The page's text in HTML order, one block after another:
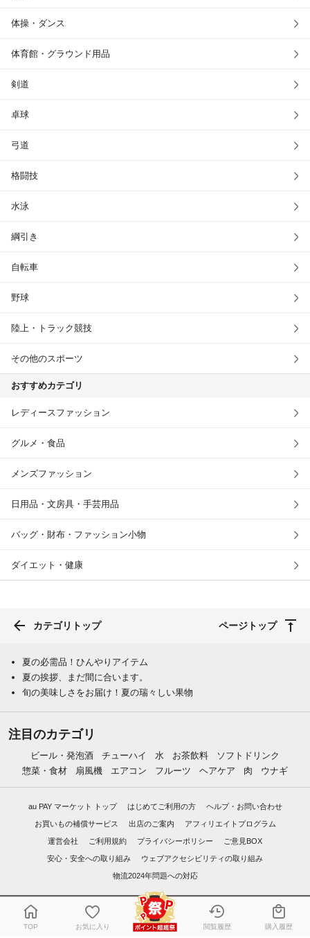
体操・ダンス
体育館・グラウンド用品
剣道
卓球
弓道
格闘技
水泳
綱引き
自転車
野球
陸上・トラック競技
その他のスポーツ
おすすめカテゴリ
レディースファッション
グルメ・食品
メンズファッション
日用品・文房具・手芸用品
バッグ・財布・ファッション小物
ダイエット・健康
カテゴリトップ ページトップ
夏の必需品！ひんやりアイテム
夏の挨拶、まだ間に合います。
旬の美味しさをお届け！夏の瑞々しい果物
注目のカテゴリ
ビール・発泡酒 チューハイ 水 お茶飲料
ソフトドリンク
惣菜・食材
扇風機 エアコン フルーツ ヘアケア 肉 ウナギ
au PAY マーケット トップ はじめてご利用の方 ヘルプ・お問い合わせ
お買いもの補償サービス 出店のご案内 アフィリエイトプログラム
運営会社 ご利用規約 プライバシーポリシー ご意見BOX
安心・安全への取り組み ウェブアクセシビリティの取り組み
物流2024年問題への対応
2016 KDDI/au Commerce & Life, Inc.
TOP
お気に入り 閲覧履歴 購入履歴